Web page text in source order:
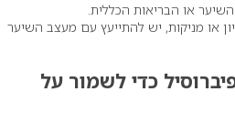
או הבריאות הכללית.
או מניקות, יש להתייעץ עם מעצב השיער
כדי לשמור על